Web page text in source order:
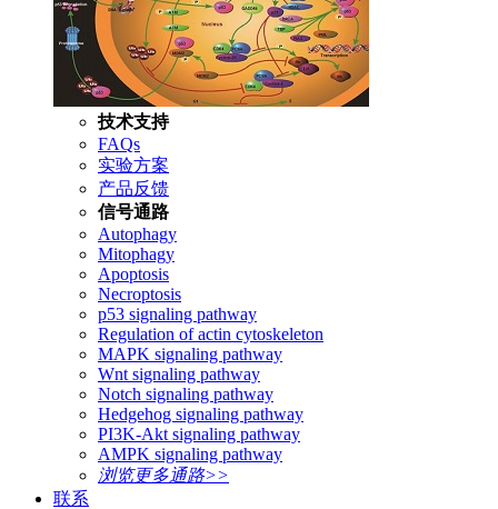
技术支持
FAQs
实验方案
产品反馈
信号通路
Autophagy
Mitophagy
Apoptosis
Necroptosis
p53 signaling pathway
Regulation of actin cytoskeleton
MAPK signaling pathway
Wnt signaling pathway
Notch signaling pathway
Hedgehog signaling pathway
PI3K-Akt signaling pathway
AMPK signaling pathway
浏览更多通路>>
联系